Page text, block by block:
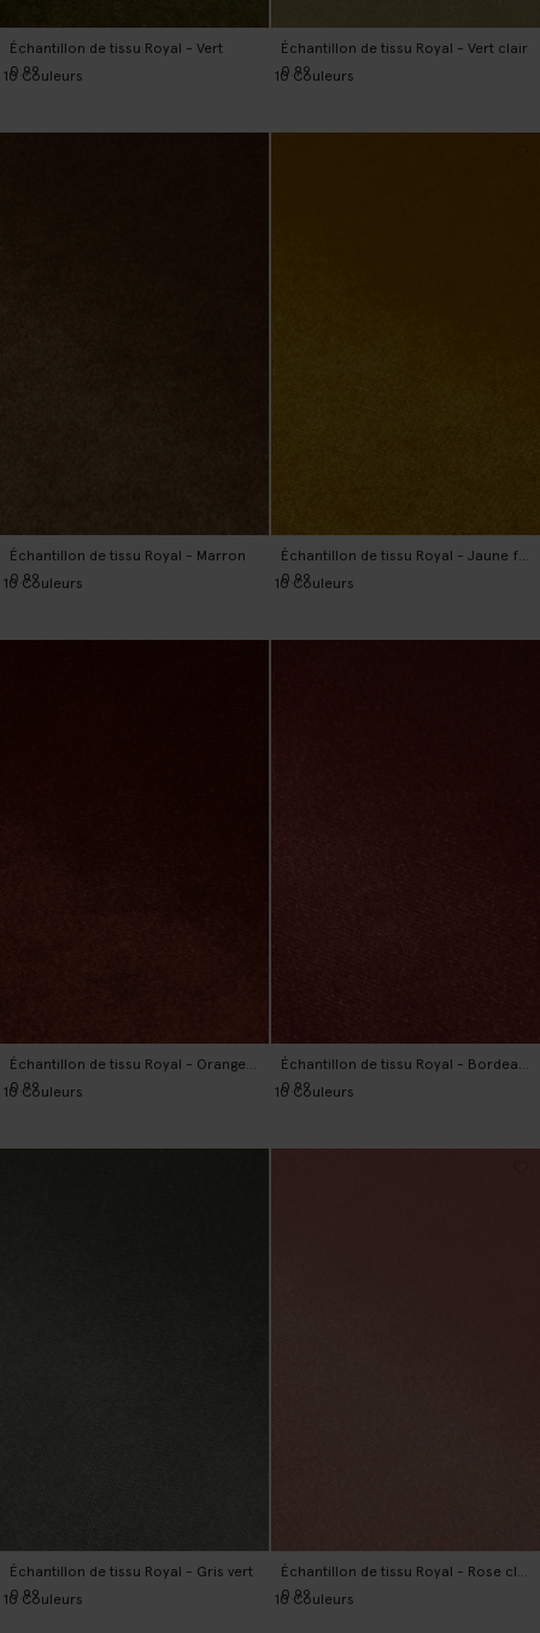
Échantillon de tissu Royal - Vert
0.99
10Couleurs
Échantillon de tissu Royal - Vert clair
0.99
10Couleurs
Échantillon de tissu Royal - Marron
0.99
10Couleurs
Échantillon de tissu Royal - Jaune foncé
0.99
10Couleurs
Échantillon de tissu Royal - Orange foncé
0.99
10Couleurs
Échantillon de tissu Royal - Bordeaux
0.99
10Couleurs
Échantillon de tissu Royal - Gris vert
0.99
10Couleurs
Échantillon de tissu Royal - Rose clair
0.99
10Couleurs